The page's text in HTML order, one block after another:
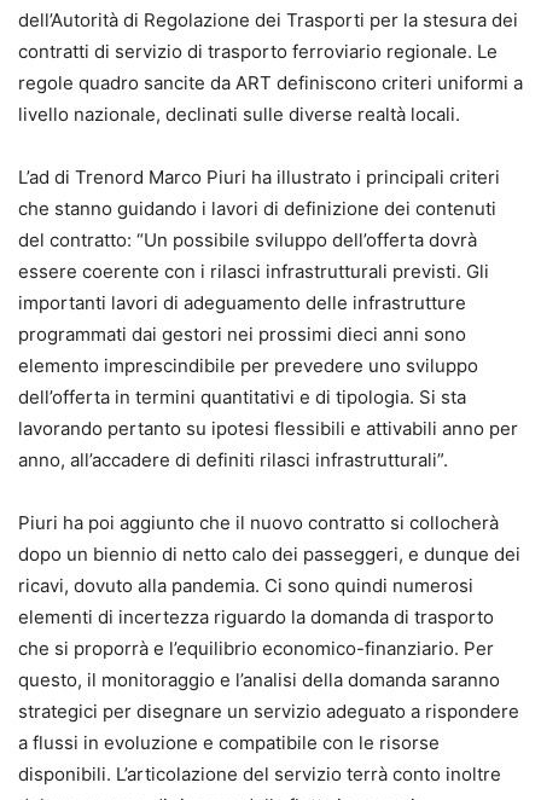
dell’Autorità di Regolazione dei Trasporti per la stesura dei
contratti di servizio di trasporto ferroviario regionale. Le
regole quadro sancite da ART definiscono criteri uniformi a
livello nazionale, declinati sulle diverse realtà locali.
L’ad di Trenord Marco Piuri ha illustrato i principali criteri
che stanno guidando i lavori di definizione dei contenuti
del contratto: “Un possibile sviluppo dell’offerta dovrà
essere coerente con i rilasci infrastrutturali previsti. Gli
importanti lavori di adeguamento delle infrastrutture
programmati dai gestori nei prossimi dieci anni sono
elemento imprescindibile per prevedere uno sviluppo
dell’offerta in termini quantitativi e di tipologia. Si sta
lavorando pertanto su ipotesi flessibili e attivabili anno per
anno, all’accadere di definiti rilasci infrastrutturali”.
Piuri ha poi aggiunto che il nuovo contratto si collocherà
dopo un biennio di netto calo dei passeggeri, e dunque dei
ricavi, dovuto alla pandemia. Ci sono quindi numerosi
elementi di incertezza riguardo la domanda di trasporto
che si proporrà e l’equilibrio economico-finanziario. Per
questo, il monitoraggio e l’analisi della domanda saranno
strategici per disegnare un servizio adeguato a rispondere
a flussi in evoluzione e compatibile con le risorse
disponibili. L’articolazione del servizio terrà conto inoltre